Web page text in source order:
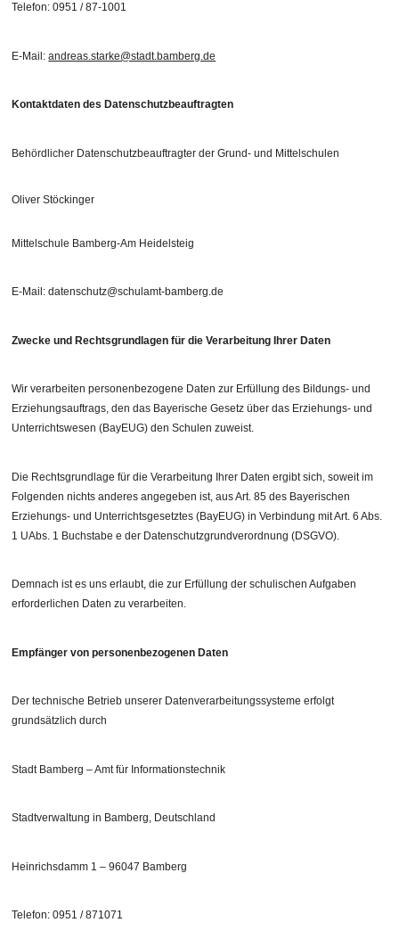
Telefon: 0951 / 87-1001
E-Mail:andreas.starke@stadt.bamberg.de
Kontaktdaten des Datenschutzbeauftragten
Behördlicher Datenschutzbeauftragter der Grund- und Mittelschulen
Oliver Stöckinger
Mittelschule Bamberg-Am Heidelsteig
E-Mail: datenschutz@schulamt-bamberg.de
Zwecke und Rechtsgrundlagen für die Verarbeitung Ihrer Daten
Wir verarbeiten personenbezogene Daten zur Erfüllung des Bildungs- und
Erziehungsauftrags, den das Bayerische Gesetz über das Erziehungs- und
Unterrichtswesen (BayEUG) den Schulen zuweist.
Die Rechtsgrundlage für die Verarbeitung Ihrer Daten ergibt sich, soweit im
Folgenden nichts anderes angegeben ist, aus Art. 85 des Bayerischen
Erziehungs- und Unterrichtsgesetztes (BayEUG) in Verbindung mit Art. 6 Abs.
1 UAbs. 1 Buchstabe e der Datenschutzgrundverordnung (DSGVO).
Demnach ist es uns erlaubt, die zur Erfüllung der schulischen Aufgaben
erforderlichen Daten zu verarbeiten.
Empfänger von personenbezogenen Daten
Der technische Betrieb unserer Datenverarbeitungssysteme erfolgt
grundsätzlich durch
Stadt Bamberg – Amt für Informationstechnik
Stadtverwaltung in Bamberg, Deutschland
Heinrichsdamm 1 – 96047 Bamberg
Telefon: 0951 / 871071